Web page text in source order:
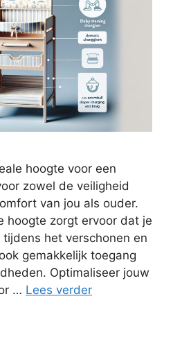
hoogte voor een
zowel de veiligheid
van jou als ouder.
hoogte zorgt ervoor dat je
het verschonen en
gemakkelijk toegang
Optimaliseer jouw
… Lees verder